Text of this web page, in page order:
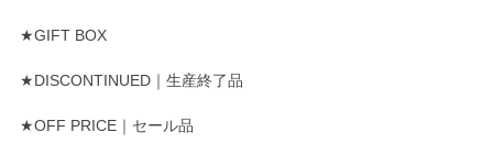
★GIFT BOX
★DISCONTINUED｜生産終了品
★OFF PRICE｜セール品